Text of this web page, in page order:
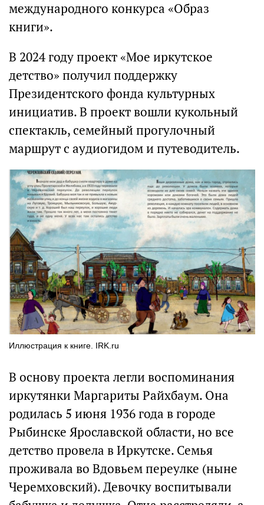
международного конкурса «Образ
книги».
В 2024 году проект «Мое иркутское
детство» получил поддержку
Президентского фонда культурных
инициатив. В проект вошли кукольный
спектакль, семейный прогулочный
маршрут с аудиогидом и путеводитель.
Иллюстрация к книге. IRK.ru
В основу проекта легли воспоминания
иркутянки Маргариты Райхбаум. Она
родилась 5 июня 1936 года в городе
Рыбинске Ярославской области, но все
детство провела в Иркутске. Семья
проживала во Вдовьем переулке (ныне
Черемховский). Девочку воспитывали